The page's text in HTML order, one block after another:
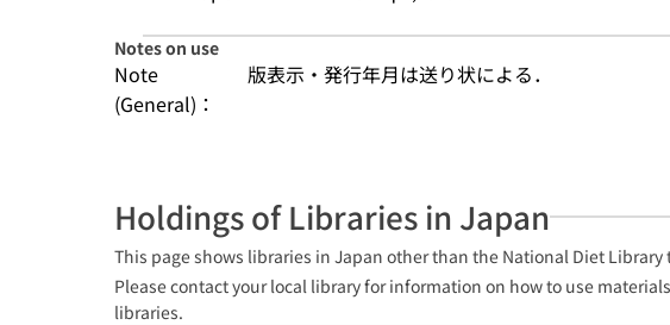
Notes on use
Note
(General)：
版表示・発行年月は送り状による．
Holdings of Libraries in Japan
This page shows libraries in Japan other than the National Diet
Please contact your local library for information on how to use
libraries.